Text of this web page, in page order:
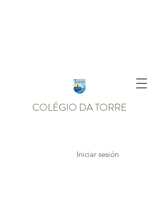
COLÉGIO DA TORRE
Iniciar sesión